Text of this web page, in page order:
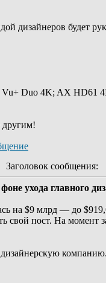
дизайнеров будет
Duo 4K; AX HD61
другим!
Заголовок сообщения:
ухода главного
на $9 млрд — до
пост. На момент